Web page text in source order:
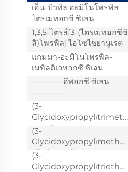
เอ็น-บิวทิล อะมิโนโพรพิล
ไตรเมทอกซี ซิเลน
1,3,5-ไตรส์[3-(ไตรเมทอกซีซิ
ลิ)โพรพิล] ไอโซไซยานูเรต
แกมมา-อะมิโนโพรพิล-
เมทิลดิเอทอกซี ซิเลน
————อีพอกซี ซิเลน
————
(3-
Glycidoxypropyl)trimeth
oxysilane
(3-
Glycidoxypropyl)methyl
diethoxysilane
(3-
Glycidoxypropyl)trietho